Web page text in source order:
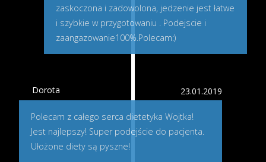
zaskoczona i zadowolona, jedzenie jest łatwe
i szybkie w przygotowaniu . Podejscie i
zaangazowanie100%.Polecam:)
Dorota 23.01.2019
Polecam z całego serca dietetyka Wojtka!
Jest najlepszy! Super podejście do pacjenta.
Ułożone diety są pyszne!